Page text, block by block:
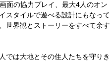
面の協力プレイ、最大4人のオン
スタイルで遊べる設計にもなって
世界観とストーリーをすべて余す
では大地とその住人たちを守りき